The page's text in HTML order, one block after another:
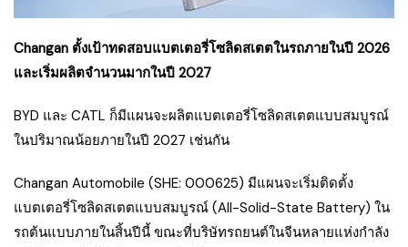
Changan ตั้งเป้าทดสอบแบตเตอรี่โซลิดสเตตในรถภายในปี 2026
และเริ่มผลิตจำนวนมากในปี 2027
BYD และ CATL ก็มีแผนจะผลิตแบตเตอรี่โซลิดสเตตแบบสมบูรณ์
ในปริมาณน้อยภายในปี 2027 เช่นกัน
Changan Automobile (SHE: 000625) มีแผนจะเริ่มติดตั้ง
แบตเตอรี่โซลิดสเตตแบบสมบูรณ์ (All-Solid-State Battery) ใน
รถต้นแบบภายในสิ้นปีนี้ ขณะที่บริษัทรถยนต์ในจีนหลายแห่งกำลัง